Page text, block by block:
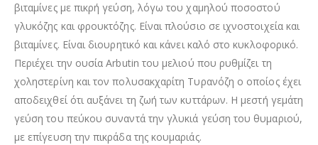
βιταμίνες με πικρή γεύση, λόγω του χαμηλού ποσοστού
γλυκόζης και φρουκτόζης. Είναι πλούσιο σε ιχνοστοιχεία και
βιταμίνες. Είναι διουρητικό και κάνει καλό στο κυκλοφορικό.
Περιέχει την ουσία Arbutin του μελιού που ρυθμίζει τη
χοληστερίνη και τον πολυσακχαρίτη Τυρανόζη ο οποίος έχει
αποδειχθεί ότι αυξάνει τη ζωή των κυττάρων. Η μεστή γεμάτη
γεύση του πεύκου συναντά την γλυκιά γεύση του θυμαριού,
με επίγευση την πικράδα της κουμαριάς.